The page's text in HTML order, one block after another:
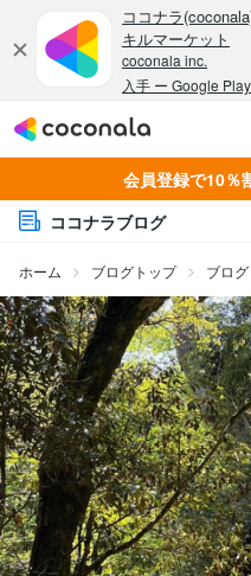
会員登録で10％
ココナラブログ
ホーム ブログトップ ブログ